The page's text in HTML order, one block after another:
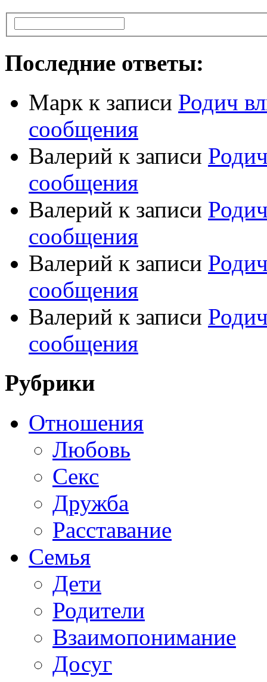
Последние ответы:
Марк к записи Родич
сообщения
Валерий к записи
сообщения
Валерий к записи
сообщения
Валерий к записи
сообщения
Валерий к записи
сообщения
Рубрики
Отношения
Любовь
Секс
Дружба
Расставание
Семья
Дети
Родители
Взаимопонимание
Досуг